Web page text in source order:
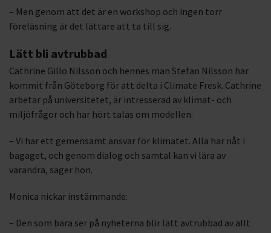
– Men genom att det är en workshop och ingen torr
föreläsning är det lättare att ta till sig.
Lätt bli avtrubbad
Cathrine Gillo Nilsson och hennes man Stefan Nilsson har
kommit från Göteborg för att delta i Climate Fresk. Cathrine
arbetar på universitetet, är intresserad av klimat- och
miljöfrågor och har hört talas om modellen.
– Vi har ett gemensamt ansvar för klimatet. Alla har nåt i
bagaget, och genom dialog och samtal kan vi lära av
varandra, säger hon.
Monica nickar instämmande:
– Den som bara ser på nyheterna blir lätt avtrubbad av allt